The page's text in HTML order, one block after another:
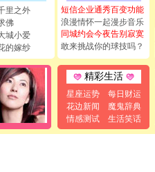
里之外
佛
城小爱
的嫁纱
短信企业通秀百变功能
浪漫情怀一起漫步音乐
同城约会今夜告别寂寞
敢来挑战你的球技吗？
精彩生活
星座运势
每日财运
花边新闻
魔鬼辞典
情感测试
生活笑话